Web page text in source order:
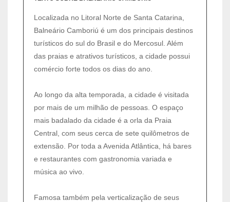
Localizada no Litoral Norte de Santa Catarina,
Balneário Camboriú é um dos principais destinos
turísticos do sul do Brasil e do Mercosul. Além
das praias e atrativos turísticos, a cidade possui
comércio forte todos os dias do ano.
Ao longo da alta temporada, a cidade é visitada
por mais de um milhão de pessoas. O espaço
mais badalado da cidade é a orla da Praia
Central, com seus cerca de sete quilômetros de
extensão. Por toda a Avenida Atlântica, há bares
e restaurantes com gastronomia variada e
música ao vivo.
Famosa também pela verticalização de seus